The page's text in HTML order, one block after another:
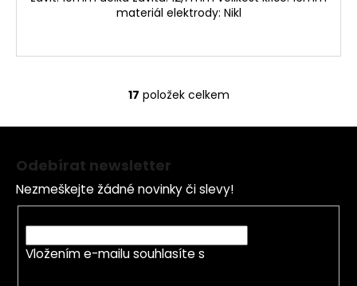
materiál elektrody: Nikl
O
v
a
c
í
p
r
17 položek celkem
Odebírat newsletter
Nezmeškejte žádné novinky či slevy!
Vložením e-mailu souhlasíte s